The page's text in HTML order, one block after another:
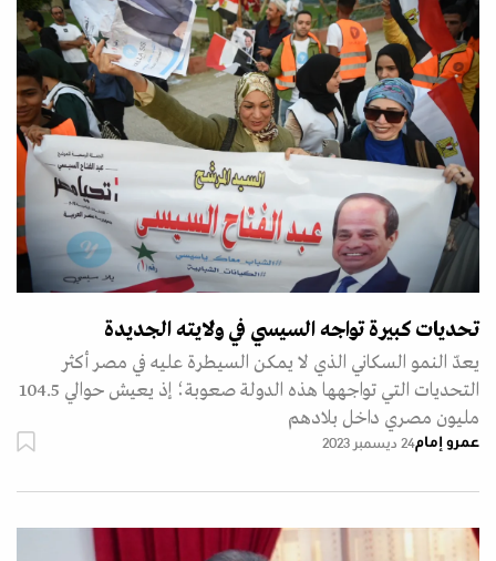
تحديات كبيرة تواجه السيسي في ولايته الجديدة
يعدّ النمو السكاني الذي لا يمكن السيطرة عليه في مصر أكثر
التحديات التي تواجهها هذه الدولة صعوبة؛ إذ يعيش حوالي 104.5
مليون مصري داخل بلادهم
عمرو إمام24 ديسمبر 2023